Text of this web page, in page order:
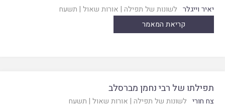
יאיר וייגלר לשונות של תפילה | אורות שאול | תשעח
קריאת המאמר
תפילתו של רבי נחמן מברסלב
צח חורי לשונות של תפילה | אורות שאול | תשעח